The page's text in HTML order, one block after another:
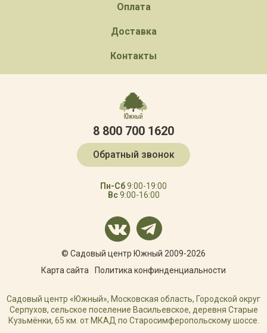
Оплата
Доставка
Контакты
8 800 700 1620
Обратный звонок
Пн-Сб9:00-19:00
Вс9:00-16:00
© Садовый центр Южный 2009-2026
Карта сайта
Политика конфинденциальности
Садовый центр «Южный», Московская область, Городской округ
Серпухов, сельское поселение Васильевское, деревня Старые
Кузьмёнки, 65 км. от МКАД по Старосимферопольскому шоссе.